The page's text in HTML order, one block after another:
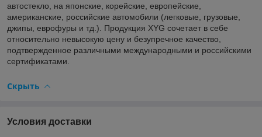
автостекло, на японские, корейские, европейские,
американские, российские автомобили (легковые, грузовые,
джипы, еврофуры и тд.). Продукция XYG сочетает в себе
относительно невысокую цену и безупречное качество,
подтвержденное различными международными и российскими
сертификатами.
Скрыть
Условия доставки